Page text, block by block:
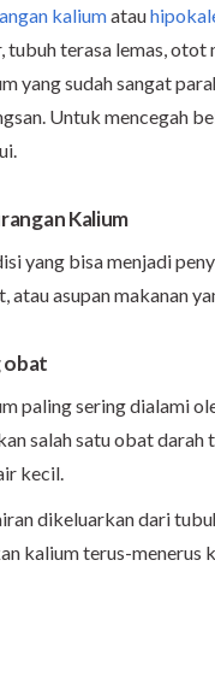
kaliumatau
tubuh terasa lemas, otot
yang sudah sangat
Untuk mencegah
Kalium
yang bisa menjadi
atau asupan makanan
obat
paling sering dialami
salah satu obat
kecil.
dikeluarkan dari
kalium terus-menerus